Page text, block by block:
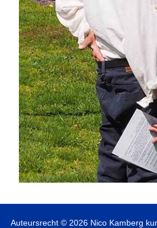
Auteursrecht © 2026 Nico Kamberg